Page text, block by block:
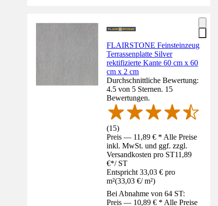
FLAIRSTONE Feinsteinzeug
Terrassenplatte Silver
rektifizierte Kante 60 cm x 60
cm x 2 cm
Durchschnittliche Bewertung:
4.5 von 5 Sternen. 15
Bewertungen.
(15)
Preis — 11,89 € * Alle Preise
inkl. MwSt. und ggf. zzgl.
Versandkosten pro ST11,89
€*/ ST
Entspricht 33,03 € pro
m²(33,03 €/ m²)
Bei Abnahme von 64 ST:
Preis — 10,89 € * Alle Preise